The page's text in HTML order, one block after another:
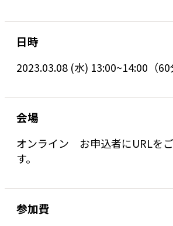
日時
2023.03.08 (水) 13:00~14:00（60
会場
オンライン お申込者にURLを
す。
参加費